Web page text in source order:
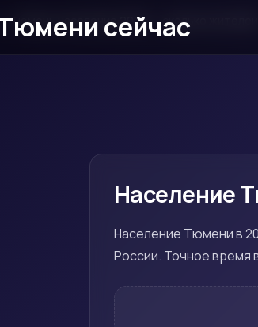
сейчас
› Тюмень население 2026 — сколько жителей
Население
Население Тюмени в
России. Точное время